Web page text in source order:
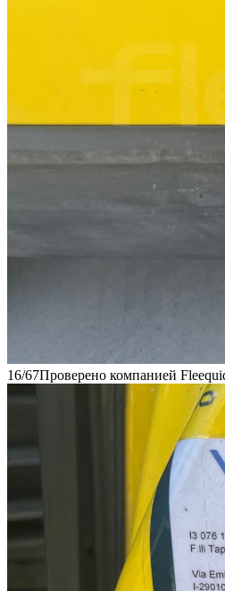
16/67Проверено компанией